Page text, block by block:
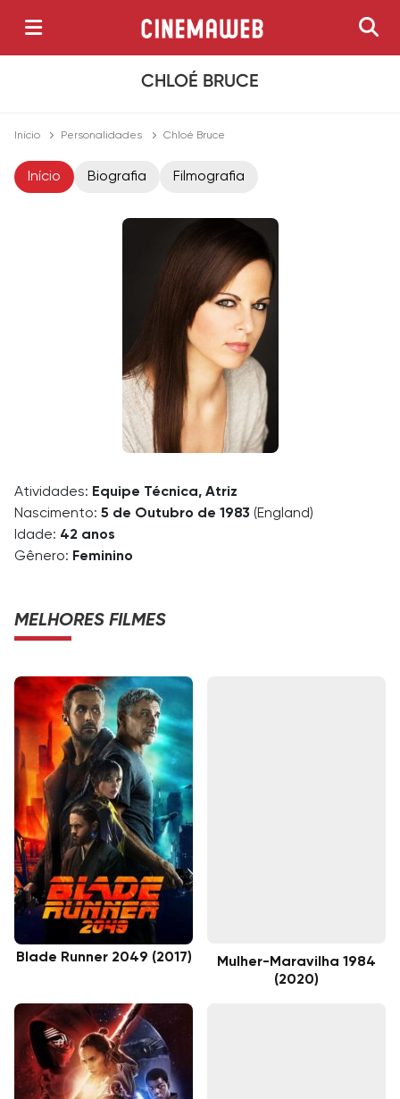
CHLOÉ BRUCE
Início Personalidades Chloé Bruce
Início Biografia Filmografia
Atividades: Equipe Técnica, Atriz
Nascimento: 5 de Outubro de 1983 (England)
Idade: 42 anos
Gênero: Feminino
MELHORES FILMES
Blade Runner 2049 (2017)
Mulher-Maravilha 1984
(2020)